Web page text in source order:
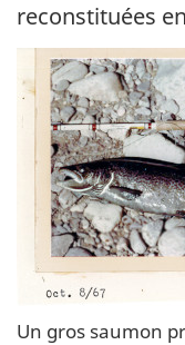
reconstituées
Un gros saumon